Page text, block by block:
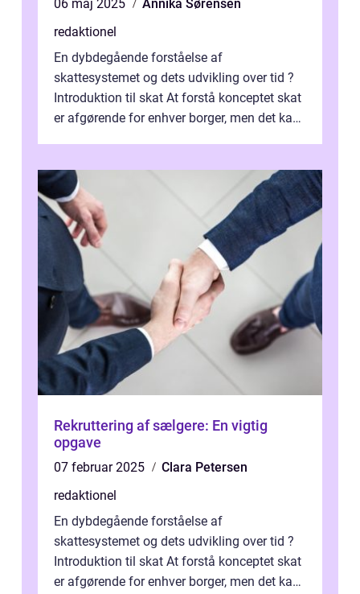
06 maj 2025
Annika Sørensen
redaktionel
En dybdegående forståelse af
skattesystemet og dets udvikling over tid ?
Introduktion til skat At forstå konceptet skat
er afgørende for enhver borger, men det kan
Rekruttering af sælgere: En vigtig
opgave
07 februar 2025
Clara Petersen
redaktionel
En dybdegående forståelse af
skattesystemet og dets udvikling over tid ?
Introduktion til skat At forstå konceptet skat
er afgørende for enhver borger, men det kan